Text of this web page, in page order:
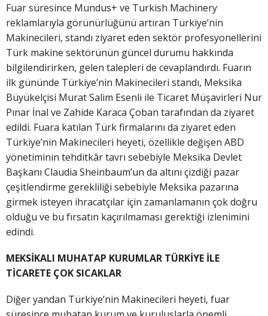
Fuar süresince Mundus+ ve Turkish Machinery
reklamlarıyla görünürlüğünü artıran Türkiye’nin
Makinecileri, standı ziyaret eden sektör profesyonellerini
Türk makine sektörünün güncel durumu hakkında
bilgilendirirken, gelen talepleri de cevaplandırdı. Fuarın
ilk gününde Türkiye’nin Makinecileri standı, Meksika
Büyükelçisi Murat Salim Esenli ile Ticaret Müşavirleri Nur
Pınar İnal ve Zahide Karaca Çoban tarafından da ziyaret
edildi. Fuara katılan Türk firmalarını da ziyaret eden
Türkiye’nin Makinecileri heyeti, özellikle değişen ABD
yönetiminin tehditkâr tavrı sebebiyle Meksika Devlet
Başkanı Claudia Sheinbaum’un da altını çizdiği pazar
çeşitlendirme gerekliliği sebebiyle Meksika pazarına
girmek isteyen ihracatçılar için zamanlamanın çok doğru
olduğu ve bu fırsatın kaçırılmaması gerektiği izlenimini
edindi.
MEKSİKALI MUHATAP KURUMLAR TÜRKİYE İLE
TİCARETE ÇOK SICAKLAR
Diğer yandan Türkiye’nin Makinecileri heyeti, fuar